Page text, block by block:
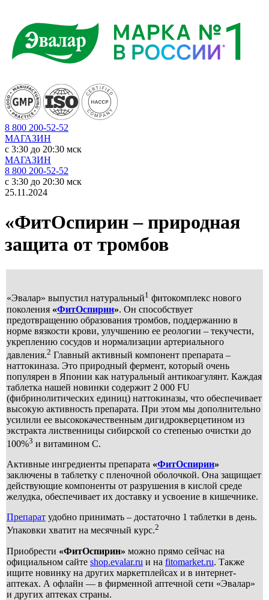
8 800 200-52-52
МАГАЗИН
c 3:30 до 20:30 мск
МАГАЗИН
8 800 200-52-52
c 3:30 до 20:30 мск
25.11.2024
«ФитОспирин – природная
защита от тромбов
«Эвалар» выпустил натуральный1 фитокомплекс нового
поколения «ФитОспирин». Он способствует
предотвращению образования тромбов, поддержанию в
норме вязкости крови, улучшению ее реологии – текучести,
укреплению сосудов и нормализации артериального
давления.2 Главный активный компонент препарата –
наттокиназа. Это природный фермент, который очень
популярен в Японии как натуральный антикоагулянт. Каждая
таблетка нашей новинки содержит 2 000 FU
(фибринолитических единиц) наттокиназы, что обеспечивает
высокую активность препарата. При этом мы дополнительно
усилили ее высококачественным дигидрокверцетином из
экстракта лиственницы сибирской со степенью очистки до
100%3 и витамином С.
Активные ингредиенты препарата «ФитОспирин»
заключены в таблетку с пленочной оболочкой. Она защищает
действующие компоненты от разрушения в кислой среде
желудка, обеспечивает их доставку и усвоение в кишечнике.
Препарат удобно принимать – достаточно 1 таблетки в день.
Упаковки хватит на месячный курс.2
Приобрести «ФитОспирин» можно прямо сейчас на
официальном сайте shop.evalar.ru и на fitomarket.ru. Также
ищите новинку на других маркетплейсах и в интернет-
аптеках. А офлайн — в фирменной аптечной сети «Эвалар»
и других аптеках страны.